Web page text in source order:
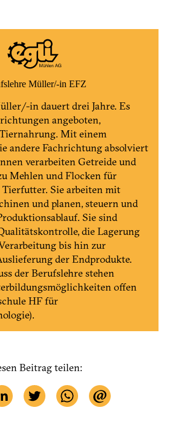
Müller/-in EFZ
in dauert drei Jahre. Es
angeboten,
Mit einem
andere Fachrichtung absolviert
verarbeiten Getreide und
Meh­len und Flocken für
Sie arbeiten mit
und planen, steuern und
Sie sind
die Lagerung
bis hin zur
der Endprodukte.
der Berufslehre stehen
offen
HF für
Beitrag teilen: